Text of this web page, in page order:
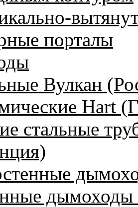
порталы
Вулкан
Hart
стальные